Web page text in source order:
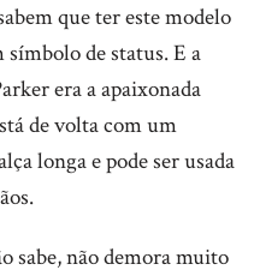
que ter este modelo
símbolo de status. E a
era a apaixonada
de volta com um
longa e pode ser usada
sabe, não demora muito